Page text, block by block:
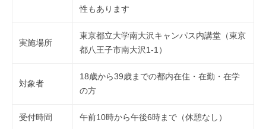
ッ
ス
業
性もあります
実施場所
東京都立大学南大沢キャンパス内講堂（東京
都八王子市南大沢1-1）
対象者
18歳から39歳までの都内在住 ・在勤・在学
の方
受付時間 午前10時から午後6時まで（休憩なし）